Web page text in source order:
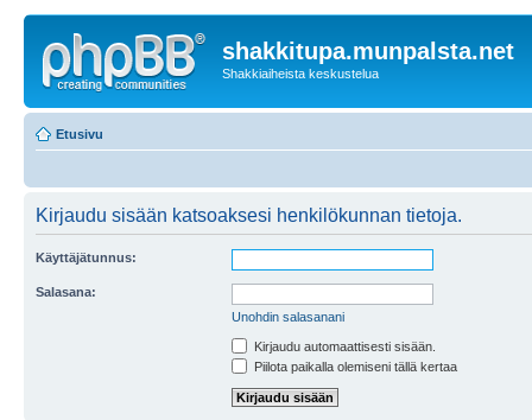
shakkitupa.munpalsta.net
Shakkiaiheista keskustelua
Etusivu
Kirjaudu sisään katsoaksesi henkilökunnan tietoja.
Käyttäjätunnus:
Salasana:
Unohdin salasanani
Kirjaudu automaattisesti sisään.
Piilota paikalla olemiseni tällä kertaa